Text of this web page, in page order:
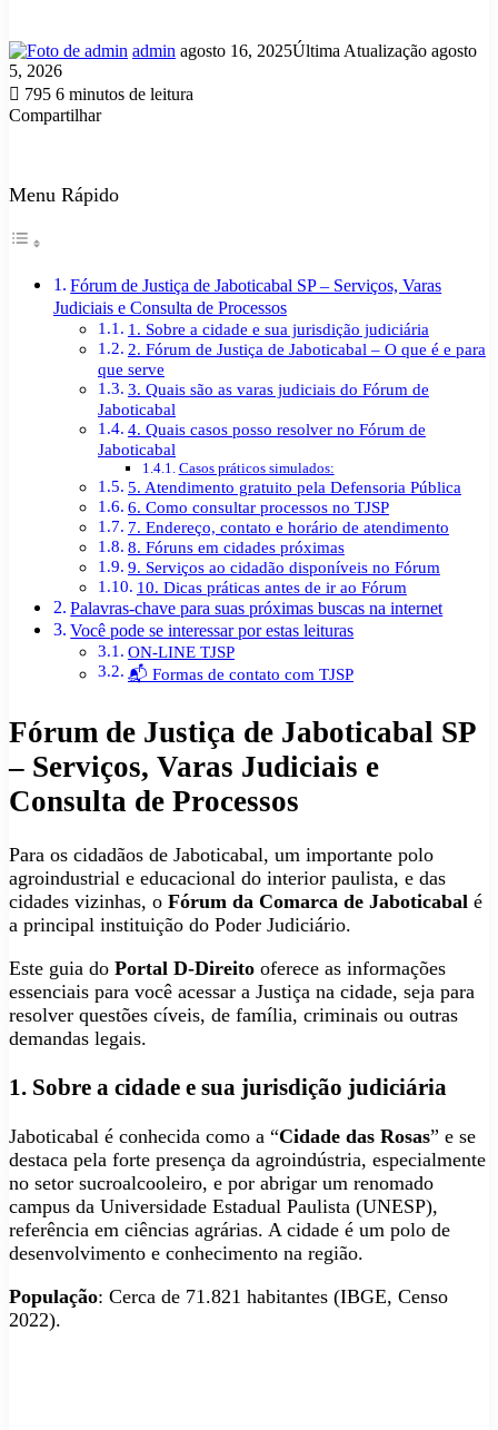
admin Mande
e-
agosto 16, 2025Última Atualização agosto
5, 2026
795 6 minutos de leitura
Compartilhar
mail
Menu Rápido
Fórum de Justiça de Jaboticabal SP – Serviços, Varas
Judiciais e Consulta de Processos
1. Sobre a cidade e sua jurisdição judiciária
2. Fórum de Justiça de Jaboticabal – O que é e para
que serve
3. Quais são as varas judiciais do Fórum de
Jaboticabal
4. Quais casos posso resolver no Fórum de
Jaboticabal
Casos práticos simulados:
5. Atendimento gratuito pela Defensoria Pública
6. Como consultar processos no TJSP
7. Endereço, contato e horário de atendimento
8. Fóruns em cidades próximas
9. Serviços ao cidadão disponíveis no Fórum
10. Dicas práticas antes de ir ao Fórum
Palavras-chave para suas próximas buscas na internet
Você pode se interessar por estas leituras
ON-LINE TJSP
📬 Formas de contato com TJSP
Fórum de Justiça de Jaboticabal SP
– Serviços, Varas Judiciais e
Consulta de Processos
Para os cidadãos de Jaboticabal, um importante polo
agroindustrial e educacional do interior paulista, e das
cidades vizinhas, o Fórum da Comarca de Jaboticabal é
a principal instituição do Poder Judiciário.
Este guia do Portal D-Direito oferece as informações
essenciais para você acessar a Justiça na cidade, seja para
resolver questões cíveis, de família, criminais ou outras
demandas legais.
1. Sobre a cidade e sua jurisdição judiciária
Jaboticabal é conhecida como a “Cidade das Rosas” e se
destaca pela forte presença da agroindústria, especialmente
no setor sucroalcooleiro, e por abrigar um renomado
campus da Universidade Estadual Paulista (UNESP),
referência em ciências agrárias. A cidade é um polo de
desenvolvimento e conhecimento na região.
População: Cerca de 71.821 habitantes (IBGE, Censo
2022).